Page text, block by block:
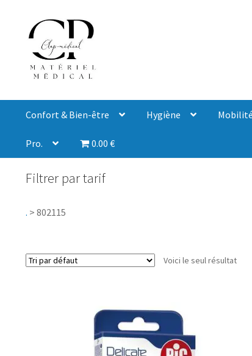
Confort & Bien-être Hygiène Mobilité
Pro. 0.00 €
Filtrer par tarif
. > 802115
Voici le seul résultat